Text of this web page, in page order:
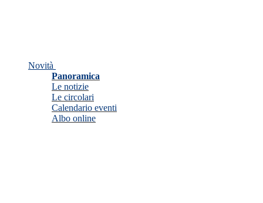
Novità
Panoramica
Le notizie
Le circolari
Calendario eventi
Albo online